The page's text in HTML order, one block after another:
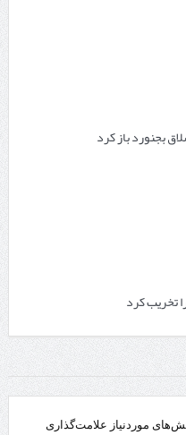
بجنورد باز کرد
موردنیاز علامت‌گذاری